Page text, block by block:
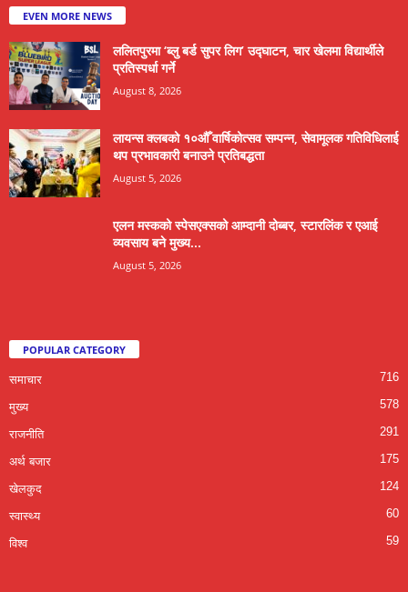
EVEN MORE NEWS
ललितपुरमा ‘ब्लु बर्ड सुपर लिग’ उद्घाटन, चार खेलमा विद्यार्थीले
प्रतिस्पर्धा गर्ने
August 8, 2026
लायन्स क्लबको १०औँ वार्षिकोत्सव सम्पन्न, सेवामूलक गतिविधिलाई
थप प्रभावकारी बनाउने प्रतिबद्धता
August 5, 2026
एलन मस्कको स्पेसएक्सको आम्दानी दोब्बर, स्टारलिंक र एआई
व्यवसाय बने मुख्य...
August 5, 2026
POPULAR CATEGORY
समाचार 716
मुख्य 578
राजनीति 291
अर्थ बजार 175
खेलकुद 124
स्वास्थ्य 60
विश्व 59